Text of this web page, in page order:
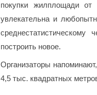
покупки жилплощади от
увлекательна и
построить новое.
Организаторы
4,5 тыс. квадратных